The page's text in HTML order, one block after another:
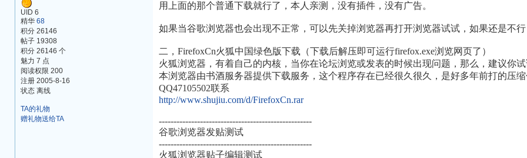
UID 6
精华 68
积分 26146
帖子 19308
积分 26146 个
魅力 7 点
阅读权限 200
注册 2005-8-16
状态 离线
TA的礼物
赠礼物送给TA
用上面的那个普通下载就行了，本人亲测，没有插件，没有广告。
如果当谷歌浏览器也会出现不正常，可以先关掉浏览器再打开浏览器试试，如果还是不
二，FirefoxCn火狐中国绿色版下载（下载后解压即可运行firefox.exe浏览网页了）
火狐浏览器，有着自己的内核，当你在论坛浏览或发表的时候出现问题，那么，建议你试
本浏览器由书酒服务器提供下载服务，这个程序存在已经很久很久，是好多年前打的压
QQ47105502联系
http://www.shujiu.com/d/FirefoxCn.rar
----------------------------------------------------
谷歌浏览器发贴测试
----------------------------------------------------
火狐浏览器贴子编辑测试